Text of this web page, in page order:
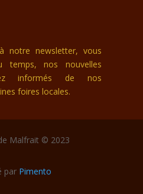
notre newsletter, vous
temps, nos nouvelles
informés de nos
foires locales.
Malfrait © 2023
par Pimento